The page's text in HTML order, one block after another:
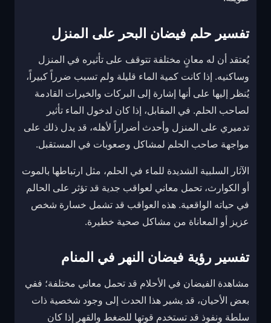
تفسير حلم فيضان البحر على المنزل
يُعتقد أن له معانٍ مختلفة تتوقف على تأثيره في المنزل
وساكنيه. إذا كانت كمية الماء قليلة ولم تسبب ضرراً كبيراً،
يُنظر إليها على أنها إشارة إلى البركات والخيرات القادمة
لصاحب الحلم. في المقابل، إذا كان لدخول الماء تأثير
تدميري على المنزل وأحدث أضراراً لأهله، قد يدل ذلك على
مواجهة صاحب الحلم لمشاكل وصعوبات في المستقبل.
الآثار السلبية الشديدة للماء في الحلم، مثل ارتباطها بالموت
أو الكوارث، تحمل معاني لعواقب جدية قد تؤثر على الحالم
في حياته الواقعية. هذه العواقب قد تشمل خسارة شخص
عزيز أو المعاناة من مشاكل صحية خطيرة.
تفسير رؤية فيضان النهر في المنام
مشاهدة الفيضان في الأحلام قد تحمل معاني مختلفة؛ ففي
بعض الأحيان، قد يشير هذا الحدث إلى وجود شخصية ذات
سلطة ونفوذ قد تستخدم قوتها للضغط والقهر إذا كان